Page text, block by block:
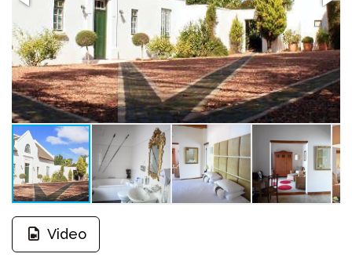
Video